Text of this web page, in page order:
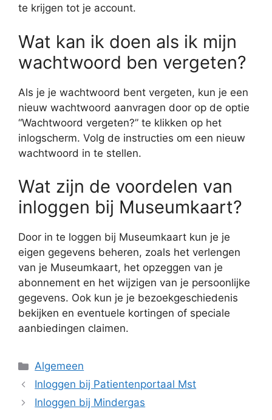
te krijgen tot je account.
Wat kan ik doen als ik mijn
wachtwoord ben vergeten?
Als je je wachtwoord bent vergeten, kun je een
nieuw wachtwoord aanvragen door op de optie
“Wachtwoord vergeten?” te klikken op het
inlogscherm. Volg de instructies om een nieuw
wachtwoord in te stellen.
Wat zijn de voordelen van
inloggen bij Museumkaart?
Door in te loggen bij Museumkaart kun je je
eigen gegevens beheren, zoals het verlengen
van je Museumkaart, het opzeggen van je
abonnement en het wijzigen van je persoonlijke
gegevens. Ook kun je je bezoekgeschiedenis
bekijken en eventuele kortingen of speciale
aanbiedingen claimen.
Categorieën
Algemeen
Inloggen bij Patientenportaal Mst
Inloggen bij Mindergas